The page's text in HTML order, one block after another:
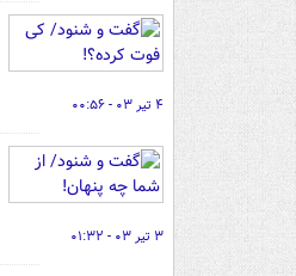
۴ تیر ۰۳ - ۰۰:۵۶
۳ تیر ۰۳ - ۰۱:۳۲